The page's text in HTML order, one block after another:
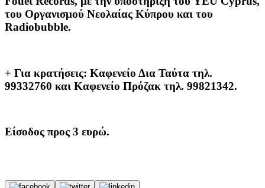
του Οργανισμού Νεολαίας Κύπρου και του
Radiobubble.
+ Για κρατήσεις: Καφενείο Δια Ταύτα τηλ.
99332760 και Καφενείο Πρόζακ τηλ. 99821342.
Είσοδος προς 3 ευρώ.